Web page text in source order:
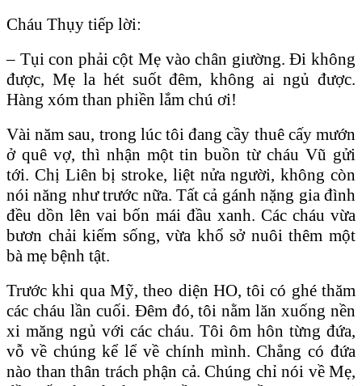
Cháu Thụy tiếp lời:
– Tụi con phải cột Mẹ vào chân giường. Đi không
được, Mẹ la hét suốt đêm, không ai ngủ được.
Hàng xóm than phiền lắm chú ơi!
Vài năm sau, trong lúc tôi đang cầy thuê cấy mướn
ở quê vợ, thì nhận một tin buồn từ cháu Vũ gửi
tới. Chị Liên bị stroke, liệt nửa người, không còn
nói năng như trước nữa. Tất cả gánh nặng gia đình
đều dồn lên vai bốn mái đầu xanh. Các cháu vừa
bươn chải kiếm sống, vừa khổ sở nuôi thêm một
bà mẹ bệnh tật.
Trước khi qua Mỹ, theo diện HO, tôi có ghé thăm
các cháu lần cuối. Đêm đó, tôi nằm lăn xuống nền
xi măng ngủ với các cháu. Tôi ôm hôn từng đứa,
vỗ về chúng kể lể về chính mình. Chẳng có đứa
nào than thân trách phận cả. Chúng chỉ nói về Mẹ,